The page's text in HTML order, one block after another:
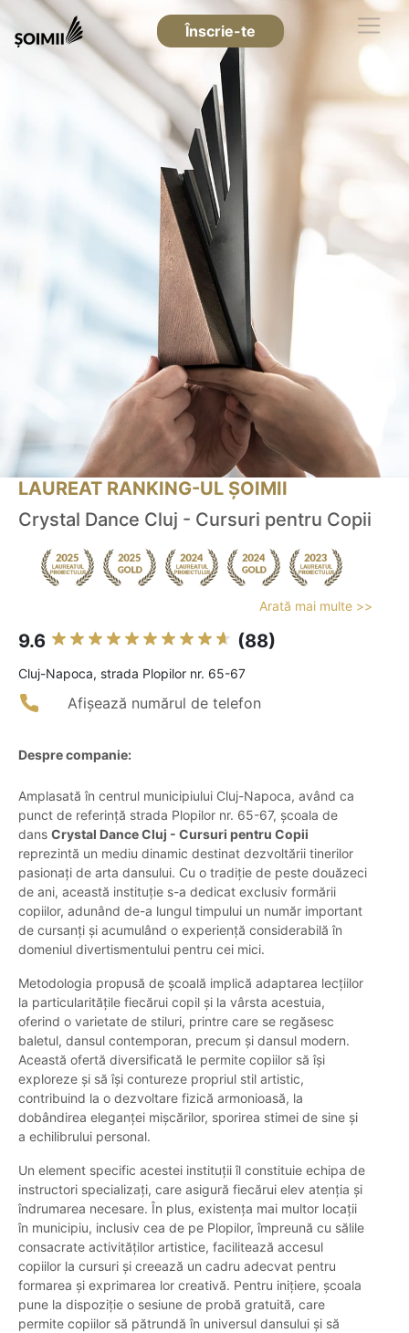
Înscrie-te
LAUREAT RANKING-UL ȘOIMII
Crystal Dance Cluj - Cursuri pentru Copii
Arată mai multe >>
9.6 (88)
Cluj-Napoca, strada Plopilor nr. 65-67
Afișează numărul de telefon
Despre companie:
Amplasată în centrul municipiului Cluj-Napoca, având ca
punct de referință strada Plopilor nr. 65-67, școala de
dans Crystal Dance Cluj - Cursuri pentru Copii
reprezintă un mediu dinamic destinat dezvoltării tinerilor
pasionați de arta dansului. Cu o tradiție de peste douăzeci
de ani, această instituție s-a dedicat exclusiv formării
copiilor, adunând de-a lungul timpului un număr important
de cursanți și acumulând o experiență considerabilă în
domeniul divertismentului pentru cei mici.
Metodologia propusă de școală implică adaptarea lecțiilor
la particularitățile fiecărui copil și la vârsta acestuia,
oferind o varietate de stiluri, printre care se regăsesc
baletul, dansul contemporan, precum și dansul modern.
Această ofertă diversificată le permite copiilor să își
exploreze și să își contureze propriul stil artistic,
contribuind la o dezvoltare fizică armonioasă, la
dobândirea eleganței mișcărilor, sporirea stimei de sine și
a echilibrului personal.
Un element specific acestei instituții îl constituie echipa de
instructori specializați, care asigură fiecărui elev atenția și
îndrumarea necesare. În plus, existența mai multor locații
în municipiu, inclusiv cea de pe Plopilor, împreună cu sălile
consacrate activităților artistice, facilitează accesul
copiilor la cursuri și creează un cadru adecvat pentru
formarea și exprimarea lor creativă. Pentru inițiere, școala
pune la dispoziție o sesiune de probă gratuită, care
permite copiilor să pătrundă în universul dansului și să